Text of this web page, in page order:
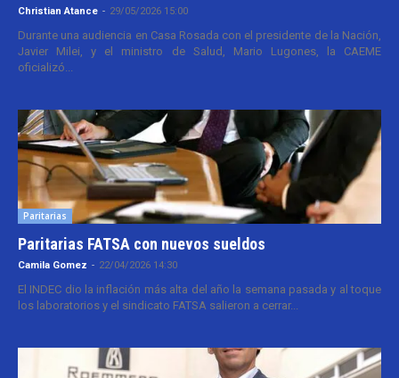
Christian Atance - 29/05/2026 15:00
Durante una audiencia en Casa Rosada con el presidente de la Nación,
Javier Milei, y el ministro de Salud, Mario Lugones, la CAEME
oficializó...
Paritarias
Paritarias FATSA con nuevos sueldos
Camila Gomez - 22/04/2026 14:30
El INDEC dio la inflación más alta del año la semana pasada y al toque
los laboratorios y el sindicato FATSA salieron a cerrar...